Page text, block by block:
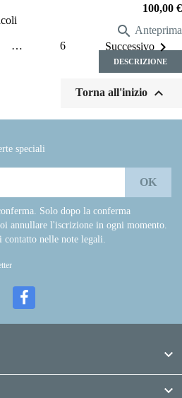
Prezzo
100,00 €
 Anteprima
DESCRIZIONE
… 6 Successivo
Torna all'inizio 
speciali
Solo dopo la conferma
annullare l'iscrizione in ogni momento.
contatto nelle note legali.

